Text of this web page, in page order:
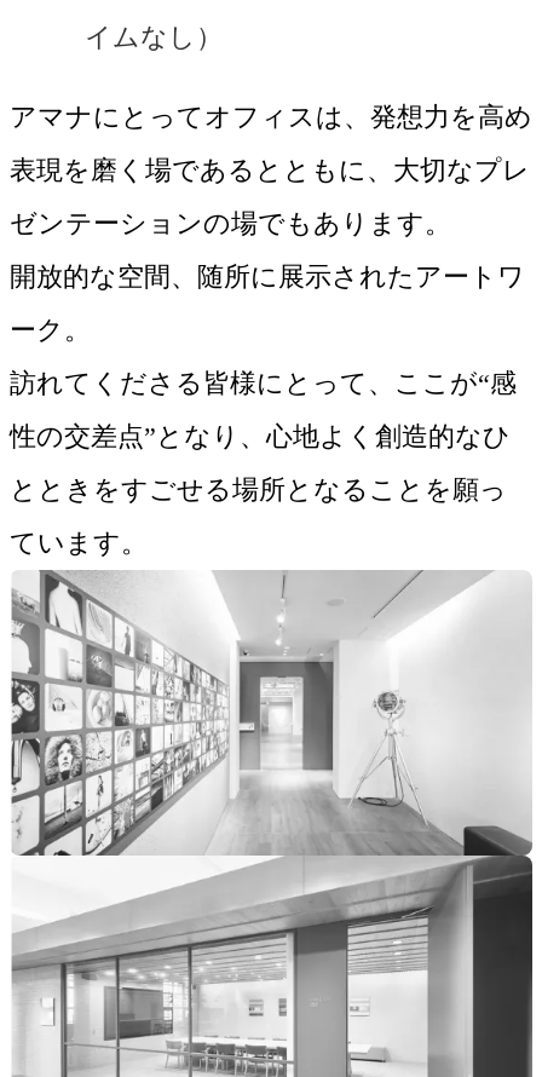
イムなし）
アマナにとってオフィスは、発想力を高め
表現を磨く場であるとともに、大切なプレ
ゼンテーションの場でもあります。
開放的な空間、随所に展示されたアートワ
ーク。
訪れてくださる皆様にとって、ここが“感
性の交差点”となり、心地よく創造的なひ
とときをすごせる場所となることを願っ
ています。